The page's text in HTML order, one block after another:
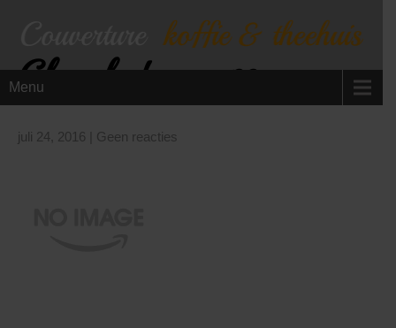
Menu
Chocolade mousse
juli 24, 2016 Geen reacties